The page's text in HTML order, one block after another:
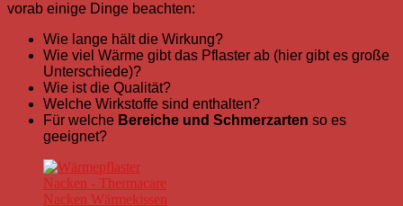
vorab einige Dinge beachten:
Wie lange hält die Wirkung?
Wie viel Wärme gibt das Pflaster ab (hier gibt es große
Unterschiede)?
Wie ist die Qualität?
Welche Wirkstoffe sind enthalten?
Für welche Bereiche und Schmerzarten so es
geeignet?